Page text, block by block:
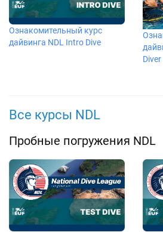
Ознакомительный курс
дайвинга NDL Intro Dive
Diver
Все курсы NDL
Пробные погружения NDL